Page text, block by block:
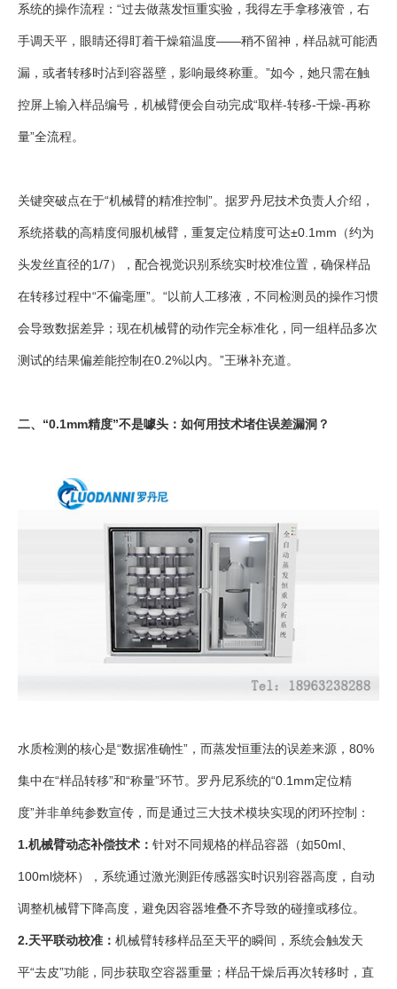
系统的操作流程：“过去做蒸发恒重实验，我得左手拿移液管，右
手调天平，眼睛还得盯着干燥箱温度——稍不留神，样品就可能洒
漏，或者转移时沾到容器壁，影响最终称重。”如今，她只需在触
控屏上输入样品编号，机械臂便会自动完成“取样-转移-干燥-再称
量”全流程。
关键突破点在于“机械臂的精准控制”。据罗丹尼技术负责人介绍，
系统搭载的高精度伺服机械臂，重复定位精度可达±0.1mm（约为
头发丝直径的1/7），配合视觉识别系统实时校准位置，确保样品
在转移过程中“不偏毫厘”。“以前人工移液，不同检测员的操作习惯
会导致数据差异；现在机械臂的动作完全标准化，同一组样品多次
测试的结果偏差能控制在0.2%以内。”王琳补充道。
二、“0.1mm精度”不是噱头：如何用技术堵住误差漏洞？
水质检测的核心是“数据准确性”，而蒸发恒重法的误差来源，80%
集中在“样品转移”和“称量”环节。罗丹尼系统的“0.1mm定位精
度”并非单纯参数宣传，而是通过三大技术模块实现的闭环控制：
1.机械臂动态补偿技术： 针对不同规格的样品容器（如50ml、
100ml烧杯），系统通过激光测距传感器实时识别容器高度，自动
调整机械臂下降高度，避免因容器堆叠不齐导致的碰撞或移位。
2.天平联动校准： 机械臂转移样品至天平的瞬间，系统会触发天
平“去皮”功能，同步获取空容器重量；样品干燥后再次转移时，直